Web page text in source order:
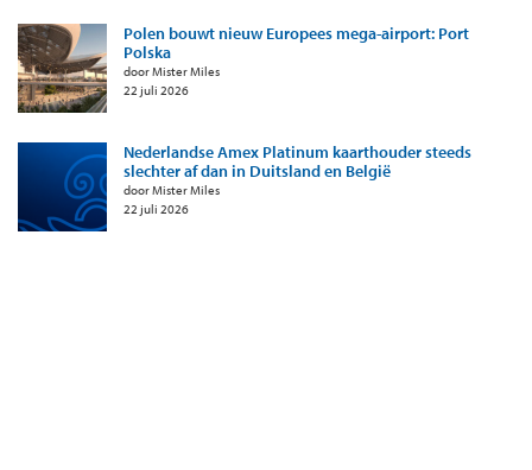
Polen bouwt nieuw Europees mega-airport: Port
Polska
door Mister Miles
22 juli 2026
Nederlandse Amex Platinum kaarthouder steeds
slechter af dan in Duitsland en België
door Mister Miles
22 juli 2026